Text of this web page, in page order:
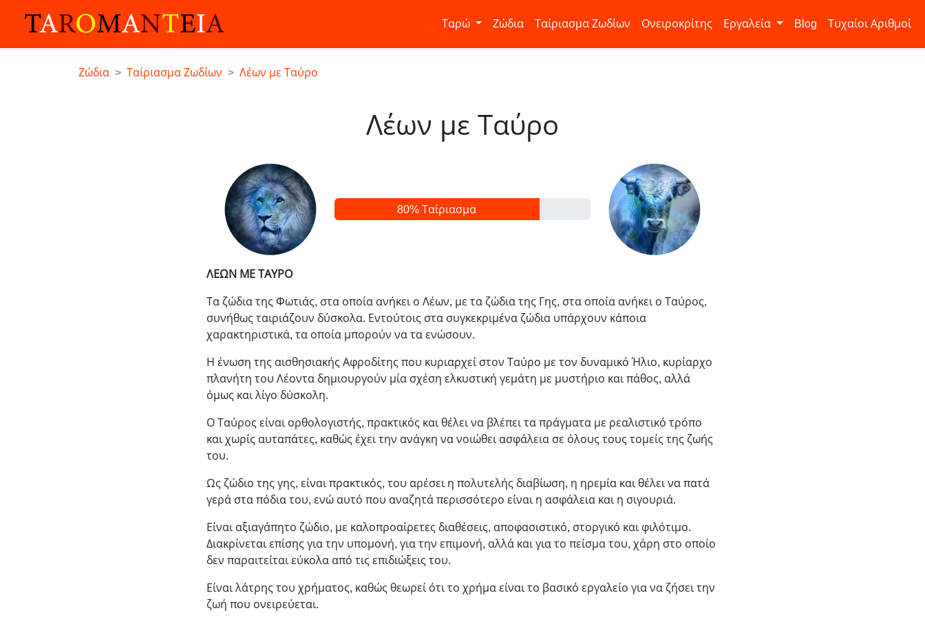
Ταρώ Ζώδια Ταίριασμα Ζωδίων Ονειροκρίτης Εργαλεία Blog Τυχαίοι Αριθμοί
Ζώδια Ταίριασμα Ζωδίων Λέων με Ταύρο
Λέων με Ταύρο
80% Ταίριασμα
ΛΕΩΝ ΜΕ ΤΑΥΡΟ
Τα ζώδια της Φωτιάς, στα οποία ανήκει ο Λέων, με τα ζώδια της Γης, στα οποία ανήκει ο Ταύρος,
συνήθως ταιριάζουν δύσκολα. Εντούτοις στα συγκεκριμένα ζώδια υπάρχουν κάποια
χαρακτηριστικά, τα οποία μπορούν να τα ενώσουν.
Η ένωση της αισθησιακής Αφροδίτης που κυριαρχεί στον Ταύρο με τον δυναμικό Ήλιο, κυρίαρχο
πλανήτη του Λέοντα δημιουργούν μία σχέση ελκυστική γεμάτη με μυστήριο και πάθος, αλλά
όμως και λίγο δύσκολη.
Ο Ταύρος είναι ορθολογιστής, πρακτικός και θέλει να βλέπει τα πράγματα με ρεαλιστικό τρόπο
και χωρίς αυταπάτες, καθώς έχει την ανάγκη να νοιώθει ασφάλεια σε όλους τους τομείς της ζωής
του.
Ως ζώδιο της γης, είναι πρακτικός, του αρέσει η πολυτελής διαβίωση, η ηρεμία και θέλει να πατά
γερά στα πόδια του, ενώ αυτό που αναζητά περισσότερο είναι η ασφάλεια και η σιγουριά.
Είναι αξιαγάπητο ζώδιο, με καλοπροαίρετες διαθέσεις, αποφασιστικό, στοργικό και φιλότιμο.
Διακρίνεται επίσης για την υπομονή, για την επιμονή, αλλά και για το πείσμα του, χάρη στο οποίο
δεν παραιτείται εύκολα από τις επιδιώξεις του.
Είναι λάτρης του χρήματος, καθώς θεωρεί ότι το χρήμα είναι το βασικό εργαλείο για να ζήσει την
ζωή που ονειρεύεται.